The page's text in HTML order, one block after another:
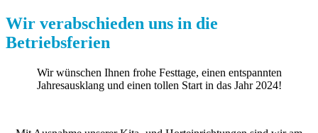
Wir verabschieden uns in die
Betriebsferien
Wir wünschen Ihnen frohe Festtage, einen entspannten
Jahresausklang und einen tollen Start in das Jahr 2024!